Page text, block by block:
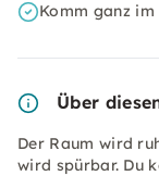
Komm ganz
Über
Der Raum wird
wird spürbar. Du